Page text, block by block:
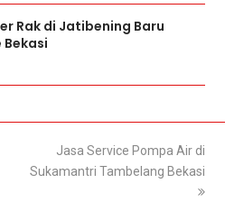
Rak di Jatibening Baru
Bekasi
next
post:
Jasa Service Pompa Air di
Sukamantri Tambelang Bekasi